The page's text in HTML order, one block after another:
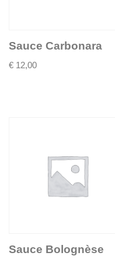
Sauce Carbonara
€ 12,00
Sauce Bolognèse